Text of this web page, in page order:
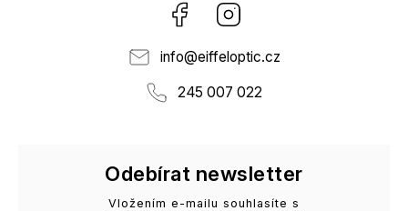
Facebook
info@eiffeloptic.cz
245 007 022
Odebírat newsletter
Vložením e-mailu souhlasíte s